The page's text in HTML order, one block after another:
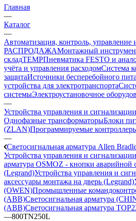
Главная
—
Каталог
—
Автоматизация, контроль, управление
РАСПРОДАЖАМонтажный
складTEMPПневматика FESTO и
учёта и управления расходомСистема
защитаИсточники бесперебойного
устройства для электротранспорта
системыЭлектроустановочное
—
Устройства управления и сигнализации
Однофазные трансформаторыБлоки
(ZLAN)Программируемые
—
Светосигнальная арматура Allen
Устройства управления и
арматура OSMOZ - кнопки аварийной
(Legrand)Устройства управления и
аксессуары монтажа на дверь (Legrand)
(OWEN)Промышленные
(ABB)Светосигнальная арматура
(ABB)Светосигнальная арматура
—800TN250L